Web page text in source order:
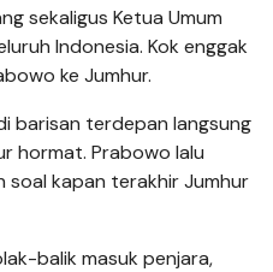
sekaligus Ketua Umum
Indonesia. Kok enggak
ke Jumhur.
barisan terdepan langsung
hormat. Prabowo lalu
soal kapan terakhir Jumhur
balik masuk penjara,